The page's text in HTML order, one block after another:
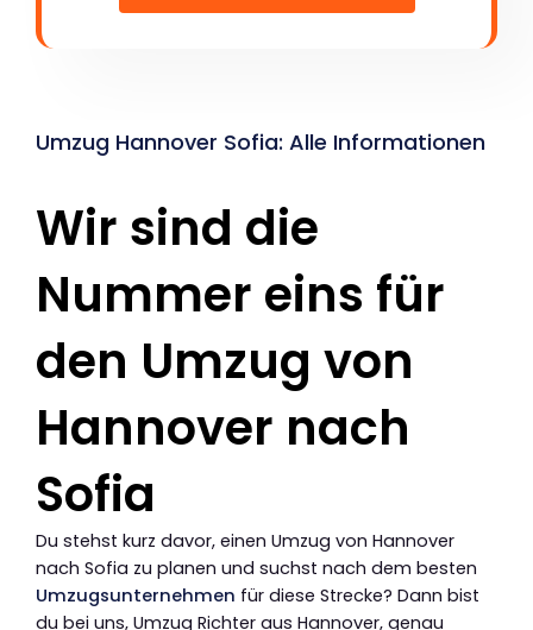
Umzug Hannover Sofia: Alle Informationen
Wir sind die
Nummer eins für
den Umzug von
Hannover nach
Sofia
Du stehst kurz davor, einen Umzug von Hannover
nach Sofia zu planen und suchst nach dem besten
Umzugsunternehmen für diese Strecke? Dann bist
du bei uns, Umzug Richter aus Hannover, genau